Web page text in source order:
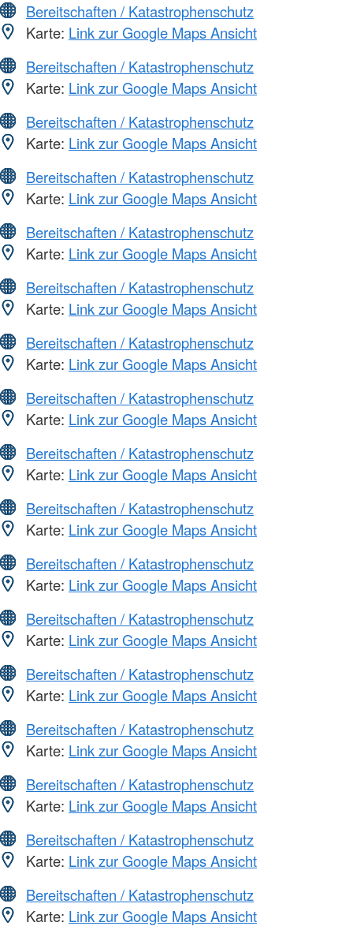
Bereitschaften / Katastrophenschutz
Karte: Link zur Google Maps Ansicht
Bereitschaften / Katastrophenschutz
Karte: Link zur Google Maps Ansicht
Bereitschaften / Katastrophenschutz
Karte: Link zur Google Maps Ansicht
Bereitschaften / Katastrophenschutz
Karte: Link zur Google Maps Ansicht
Bereitschaften / Katastrophenschutz
Karte: Link zur Google Maps Ansicht
Bereitschaften / Katastrophenschutz
Karte: Link zur Google Maps Ansicht
Bereitschaften / Katastrophenschutz
Karte: Link zur Google Maps Ansicht
Bereitschaften / Katastrophenschutz
Karte: Link zur Google Maps Ansicht
Bereitschaften / Katastrophenschutz
Karte: Link zur Google Maps Ansicht
Bereitschaften / Katastrophenschutz
Karte: Link zur Google Maps Ansicht
Bereitschaften / Katastrophenschutz
Karte: Link zur Google Maps Ansicht
Bereitschaften / Katastrophenschutz
Karte: Link zur Google Maps Ansicht
Bereitschaften / Katastrophenschutz
Karte: Link zur Google Maps Ansicht
Bereitschaften / Katastrophenschutz
Karte: Link zur Google Maps Ansicht
Bereitschaften / Katastrophenschutz
Karte: Link zur Google Maps Ansicht
Bereitschaften / Katastrophenschutz
Karte: Link zur Google Maps Ansicht
Bereitschaften / Katastrophenschutz
Karte: Link zur Google Maps Ansicht